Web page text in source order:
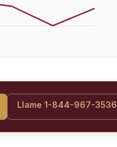
Llame 1-844-967-3536